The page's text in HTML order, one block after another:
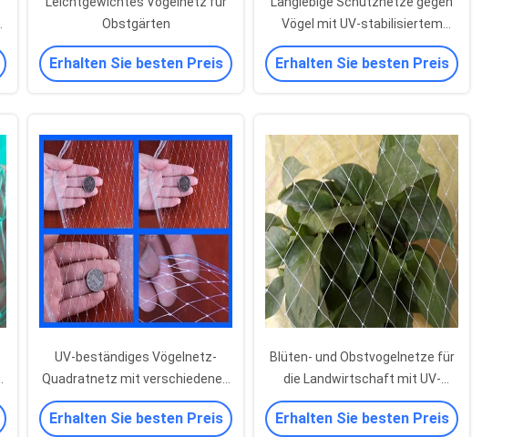
Obstgärten
Erhalten Sie besten Preis
Vögel mit UV-stabilisiertem
Chinlonmaterial
Erhalten Sie besten Preis
UV-beständiges Vögelnetz-
Quadratnetz mit verschiedenen
Maschengrößen
Erhalten Sie besten Preis
Blüten- und Obstvogelnetze für
die Landwirtschaft mit UV-
Resistenz
Erhalten Sie besten Preis